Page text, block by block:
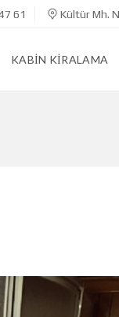
61 Kültür Mh.
KABIN KIRALAMA